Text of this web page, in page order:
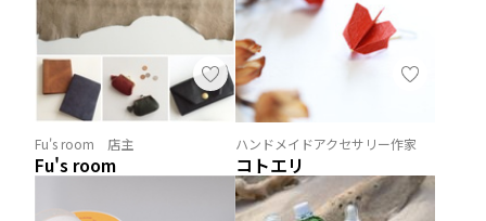
Fu's room 店主
Fu's room
ハンドメイドアクセサリー作家
コトエリ